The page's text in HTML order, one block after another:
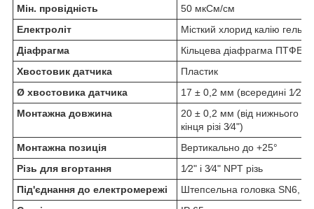
Мін. провідність
50 мкСм/см
Електроліт
Місткий хлорид калію гель
Діафрагма
Кільцева діафрагма ПТФЕ
Хвостовик датчика
Пластик
Ø хвостовика датчика
17 ± 0,2 мм (всередині 1⁄2"
Монтажна довжина
20 ± 0,2 мм (від нижнього
кінця різі 3⁄4")
Монтажна позиція
Вертикально до +25°
Різь для вгортання
1⁄2" і 3⁄4" NPT різь
Під'єднання до електромережі
Штепсельна головка SN6,